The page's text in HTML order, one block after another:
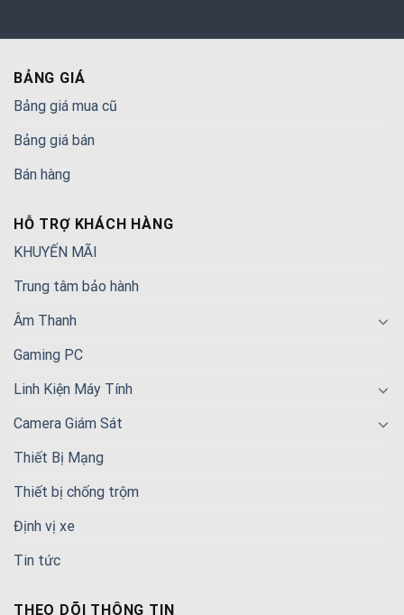
BẢNG GIÁ
Bảng giá mua cũ
Bảng giá bán
Bán hàng
HỖ TRỢ KHÁCH HÀNG
KHUYẾN MÃI
Trung tâm bảo hành
Âm Thanh
Gaming PC
Linh Kiện Máy Tính
Camera Giám Sát
Thiết Bị Mạng
Thiết bị chống trộm
Định vị xe
Tin tức
THEO DÕI THÔNG TIN